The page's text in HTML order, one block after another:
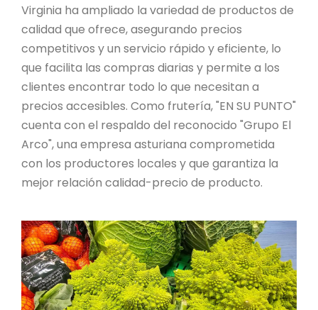
Virginia ha ampliado la variedad de productos de
calidad que ofrece, asegurando precios
competitivos y un servicio rápido y eficiente, lo
que facilita las compras diarias y permite a los
clientes encontrar todo lo que necesitan a
precios accesibles. Como frutería, "EN SU PUNTO"
cuenta con el respaldo del reconocido "Grupo El
Arco", una empresa asturiana comprometida
con los productores locales y que garantiza la
mejor relación calidad-precio de producto.